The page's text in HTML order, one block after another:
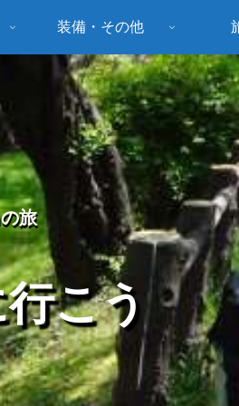
旅
こう
装備・その他